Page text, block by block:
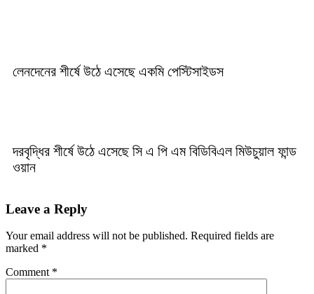
লেনদেনের শীর্ষে উঠে এসেছে একমি পেস্টিসাইডস
দরবৃদ্ধির শীর্ষে উঠে এসেছে সি এ পি এম বিডিবিএল মিউচুয়াল ফান্ড
ওয়ান
Leave a Reply
Your email address will not be published. Required fields are
marked *
Comment *